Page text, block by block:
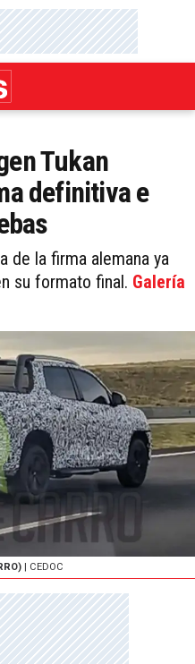
Tukan
definitiva e
de la firma alemana ya
su formato final. Galería
| CEDOC